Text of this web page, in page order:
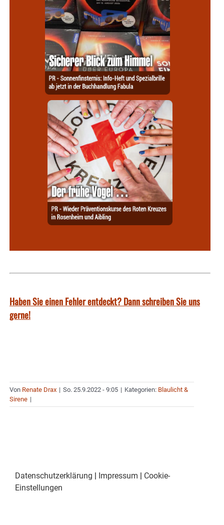
Haben Sie einen Fehler entdeckt? Dann schreiben Sie uns
gerne!
Von Renate Drax | So. 25.9.2022 - 9:05 | Kategorien: Blaulicht &
Sirene |
Datenschutzerklärung | Impressum | Cookie-
Einstellungen